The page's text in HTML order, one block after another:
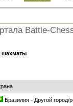
Battle-
шахматы
Бразилия - Другой город/